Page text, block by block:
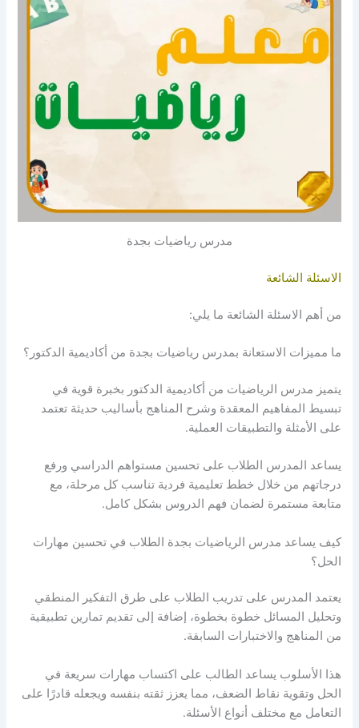
مدرس رياضيات بجدة
الاسئلة الشائعة
من أهم الاسئلة الشائعة ما يلي:
ما مميزات الاستعانة بمدرس رياضيات بجدة من أكاديمية الدكتور؟
يتميز مدرس الرياضيات من أكاديمية الدكتور بخبرة قوية في
تبسيط المفاهيم المعقدة وشرح المناهج بأساليب حديثة تعتمد
على الأمثلة والتطبيقات العملية.
يساعد المدرس الطلاب على تحسين مستواهم الدراسي ورفع
درجاتهم من خلال خطط تعليمية فردية تناسب كل مرحلة، مع
متابعة مستمرة لضمان فهم الدروس بشكل كامل.
كيف يساعد مدرس الرياضيات بجدة الطلاب في تحسين مهارات
الحل؟
يعتمد المدرس على تدريب الطلاب على طرق التفكير المنطقي
وتحليل المسائل خطوة بخطوة، إضافة إلى تقديم تمارين تطبيقية
من المناهج والاختبارات السابقة.
هذا الأسلوب يساعد الطالب على اكتساب مهارات سريعة في
الحل وتقوية نقاط الضعف، مما يعزز ثقته بنفسه ويجعله قادرًا على
التعامل مع مختلف أنواع الأسئلة.